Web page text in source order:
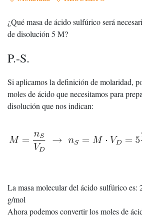
¿Qué masa de ácido sulfúrico será
de disolución 5 M?
P.-S.
Si aplicamos la definición de molaridad,
moles de ácido que necesitamos para
disolución que nos indican:
La masa molecular del ácido sulfúrico es:
g/mol
Ahora podemos convertir los moles de